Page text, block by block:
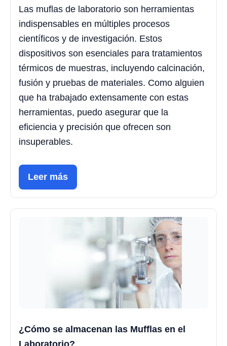
Las muflas de laboratorio son herramientas
indispensables en múltiples procesos
científicos y de investigación. Estos
dispositivos son esenciales para tratamientos
térmicos de muestras, incluyendo calcinación,
fusión y pruebas de materiales. Como alguien
que ha trabajado extensamente con estas
herramientas, puedo asegurar que la
eficiencia y precisión que ofrecen son
insuperables.
Leer más
¿Cómo se almacenan las Mufflas en el